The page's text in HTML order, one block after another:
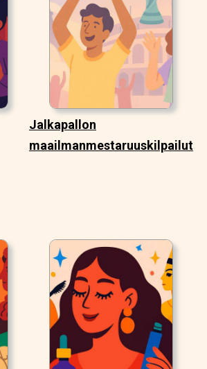
Jalkapallon
maailmanmestaruuskilpailut